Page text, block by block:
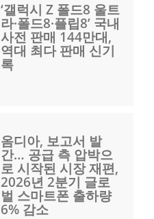
‘갤럭시 Z 폴드8 울트
라·폴드8·플립8’ 국내
사전 판매 144만대,
역대 최다 판매 신기
록
옴디아, 보고서 발
간… 공급 측 압박으
로 시작된 시장 재편,
2026년 2분기 글로
벌 스마트폰 출하량
6% 감소